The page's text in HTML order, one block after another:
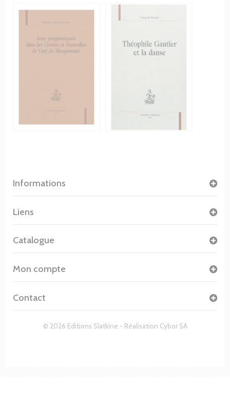
Informations
© 2026 Editions Slatkine - Réalisation Cybor SA
Liens
Catalogue
Mon compte
Contact